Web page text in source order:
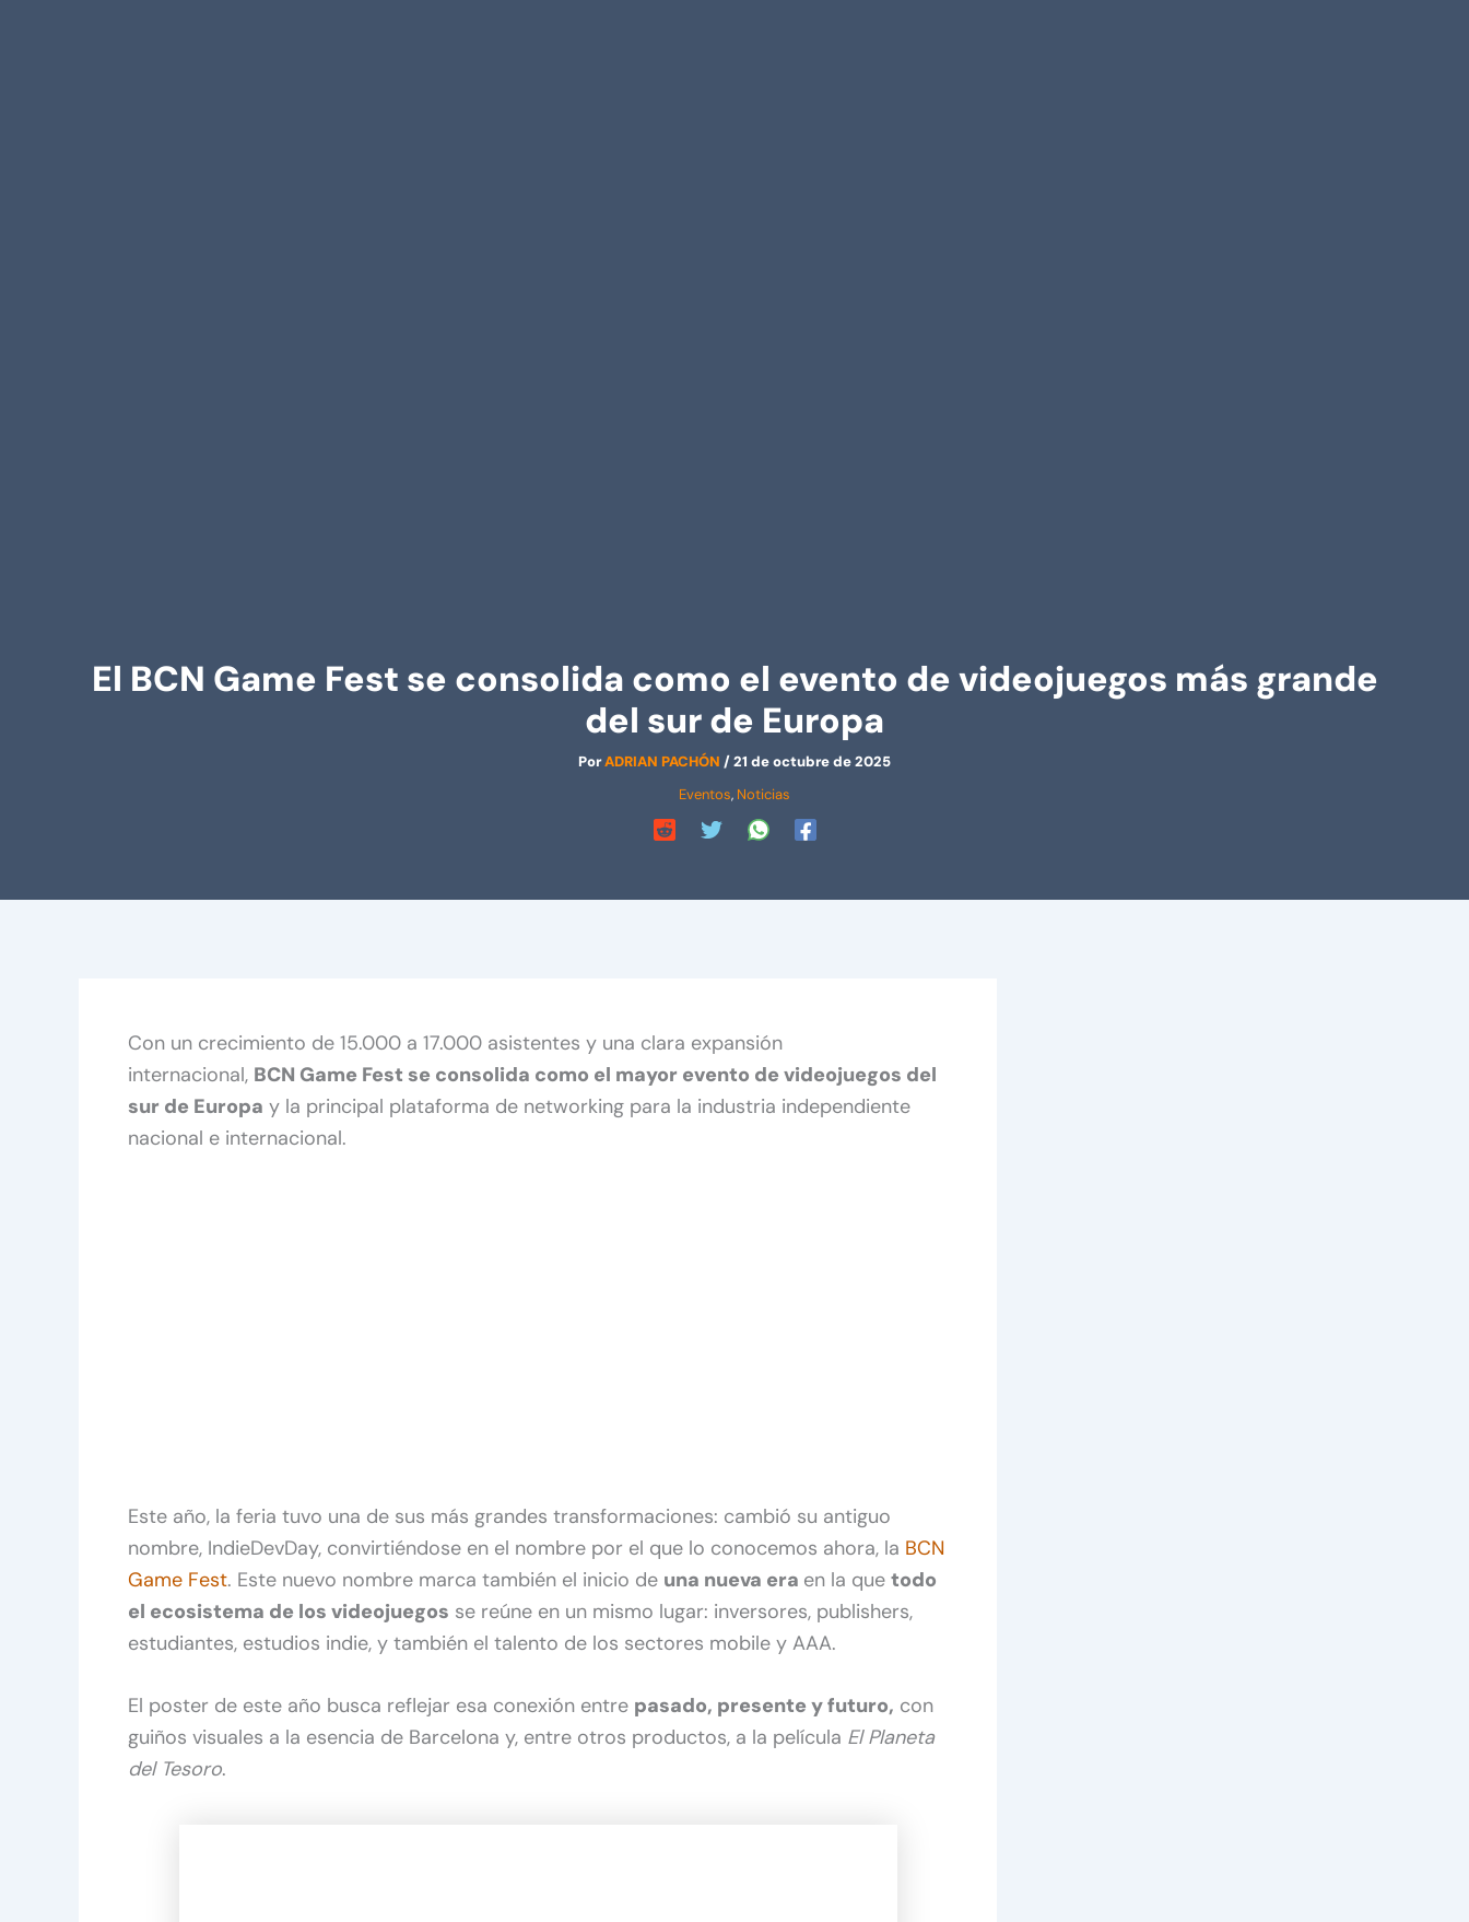
El BCN Game Fest se consolida como el evento de videojuegos más grande
del sur de Europa
PorADRIAN PACHÓN /21 de octubre de 2025
Eventos, Noticias
Con un crecimiento de 15.000 a 17.000 asistentes y una clara expansión
internacional, BCN Game Fest se consolida como el mayor evento de videojuegos del
sur de Europa y la principal plataforma de networking para la industria independiente
nacional e internacional.
Este año, la feria tuvo una de sus más grandes transformaciones: cambió su antiguo
nombre, IndieDevDay, convirtiéndose en el nombre por el que lo conocemos ahora, la BCN
Game Fest. Este nuevo nombre marca también el inicio de una nueva era en la que todo
el ecosistema de los videojuegos se reúne en un mismo lugar: inversores, publishers,
estudiantes, estudios indie, y también el talento de los sectores mobile y AAA.
El poster de este año busca reflejar esa conexión entre pasado, presente y futuro, con
guiños visuales a la esencia de Barcelona y, entre otros productos, a la película El Planeta
del Tesoro.